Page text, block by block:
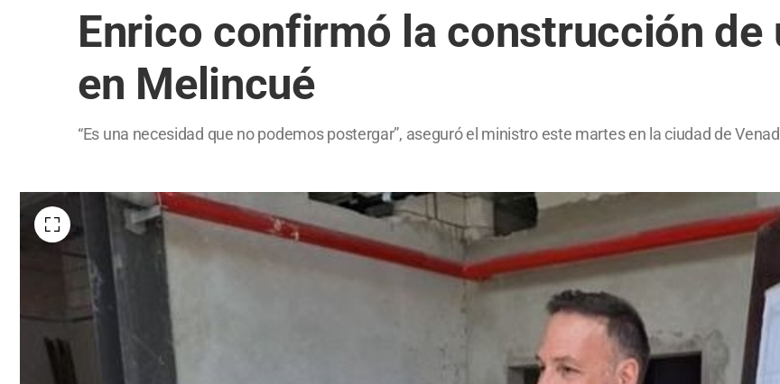
Enrico confirmó la construcción de
en Melincué
“Es una necesidad que no podemos postergar”, aseguró el ministro este martes en la ciudad de